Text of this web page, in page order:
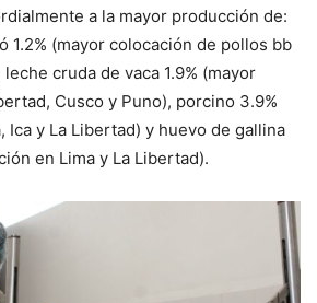
a la mayor producción de:
1.2% (mayor colocación de pollos bb
cruda de vaca 1.9% (mayor
Cusco y Puno), porcino 3.9%
Ica y La Libertad) y huevo de gallina
en Lima y La Libertad).